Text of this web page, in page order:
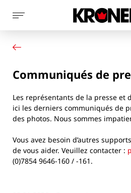
Afficher
la
navigation
latérale
Nos solutions
Actualités
Contact
Communiqués de
Les représentants de la presse et
ici les derniers communiqués de
des photos. Nous sommes
Vous avez besoin d’autres
de vous aider. Veuillez contacter :
(0)7854 9646-160 / -161.